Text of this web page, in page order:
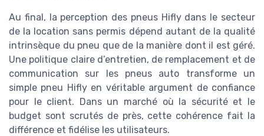
Au final, la perception des pneus Hifly dans le secteur
de la location sans permis dépend autant de la qualité
intrinsèque du pneu que de la manière dont il est géré.
Une politique claire d’entretien, de remplacement et de
communication sur les pneus auto transforme un
simple pneu Hifly en véritable argument de confiance
pour le client. Dans un marché où la sécurité et le
budget sont scrutés de près, cette cohérence fait la
différence et fidélise les utilisateurs.